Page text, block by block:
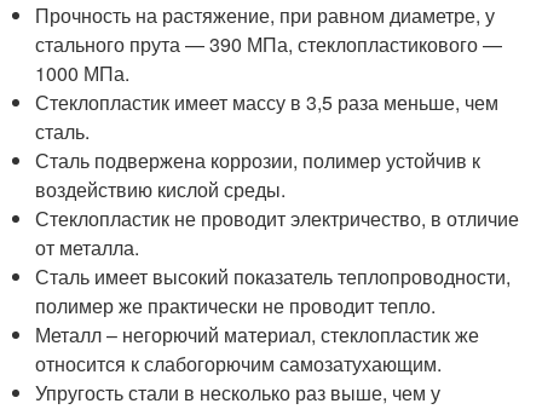
Прочность на растяжение, при равном диаметре, у
стального прута — 390 МПа, стеклопластикового —
1000 МПа.
Стеклопластик имеет массу в 3,5 раза меньше, чем
сталь.
Сталь подвержена коррозии, полимер устойчив к
воздействию кислой среды.
Стеклопластик не проводит электричество, в отличие
от металла.
Сталь имеет высокий показатель теплопроводности,
полимер же практически не проводит тепло.
Металл – негорючий материал, стеклопластик же
относится к слабогорючим самозатухающим.
Упругость стали в несколько раз выше, чем у